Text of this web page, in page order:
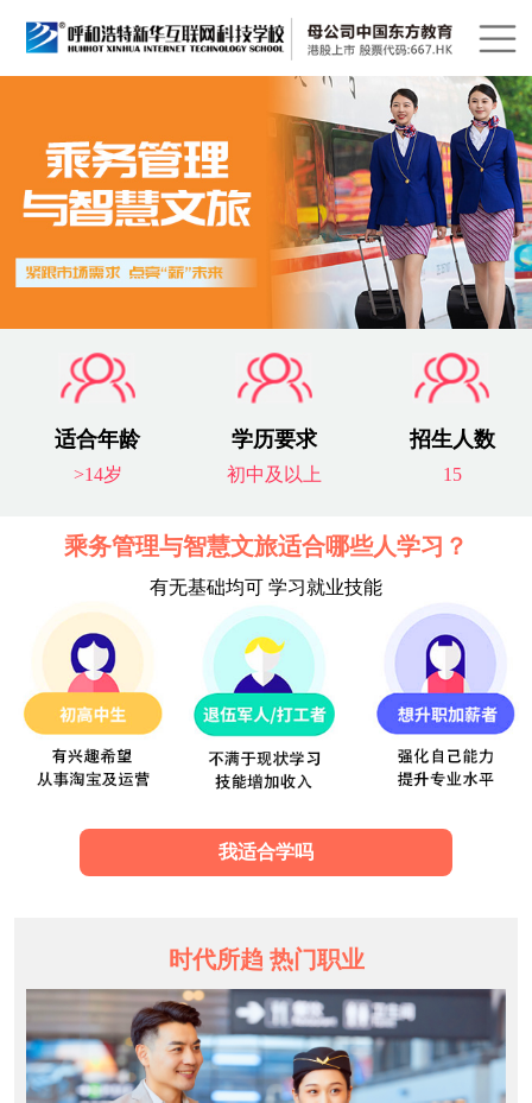
适合年龄
>14岁
学历要求
初中及以上
招生人数
15
乘务管理与智慧文旅适合哪些人学习？
有无基础均可 学习就业技能
我适合学吗
时代所趋 热门职业